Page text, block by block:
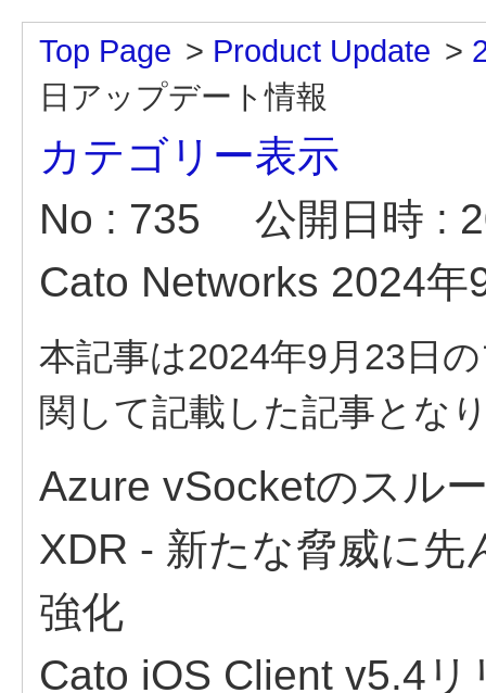
Top Page > Product Update >
日アップデート情報
カテゴリー表示
No : 735
公開日時 :
Cato Networks 2024
本記事は2024年9月23日
関して記載した記事とな
Azure vSocketのスル
XDR - 新たな脅威に
強化
Cato iOS Client v5.4リ